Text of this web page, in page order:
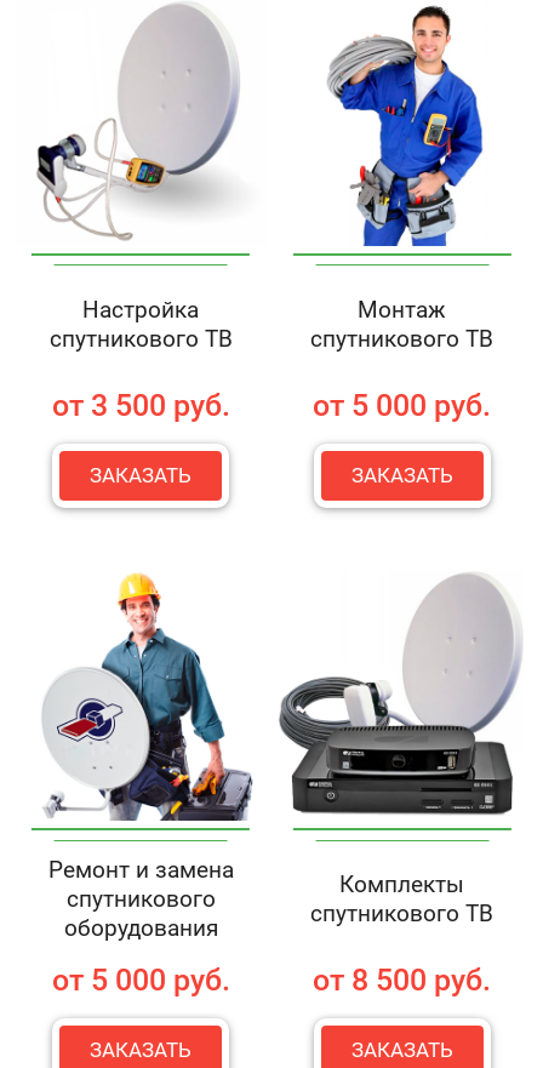
Настройка
спутникового ТВ
от 3 500 руб.
ЗАКАЗАТЬ
Монтаж
спутникового ТВ
от 5 000 руб.
ЗАКАЗАТЬ
Ремонт и замена
спутникового
оборудования
от 5 000 руб.
ЗАКАЗАТЬ
Комплекты
спутникового ТВ
от 8 500 руб.
ЗАКАЗАТЬ